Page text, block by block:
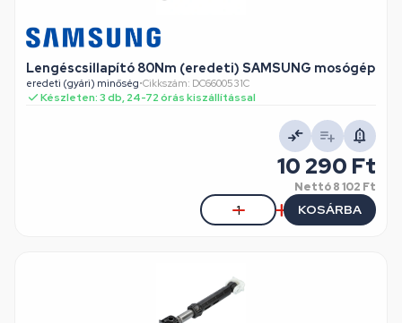
Lengéscsillapító 80Nm (eredeti) SAMSUNG mosógép
eredeti (gyári) minőség•Cikkszám: DC6600531C
Készleten: 3 db, 24-72 órás kiszállítással
10 290 Ft
Nettó8 102 Ft
KOSÁRBA